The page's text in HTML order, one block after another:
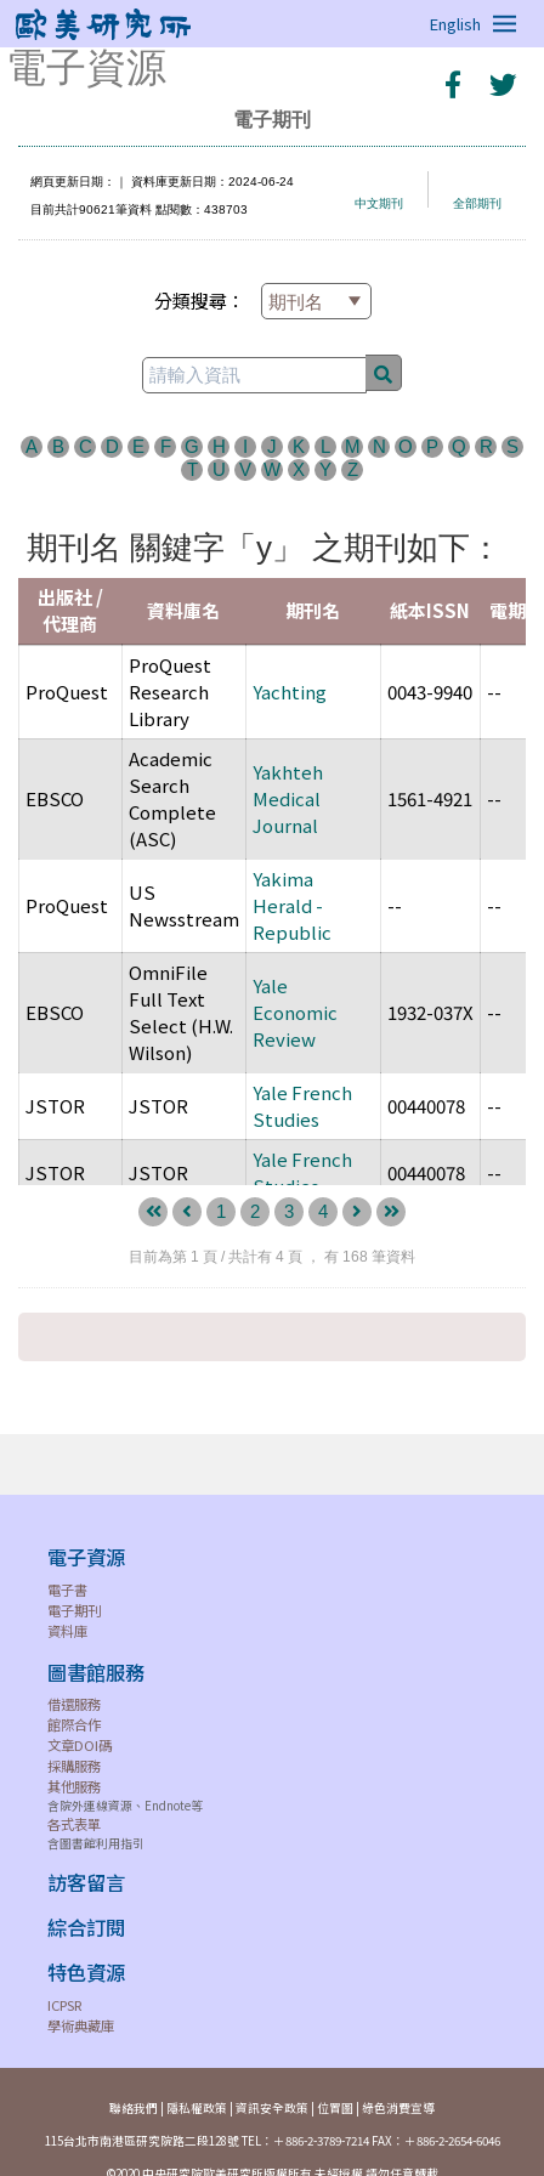
English
電子資源
電子期刊
中文期刊 全部期刊
網頁更新日期： ｜ 資料庫更新日期：2024-06-24
目前共計90621筆資料 點閱數：438703
分類搜尋：
A B C D E F G H I J K L M N O P Q R
S
T
U V W X Y Z
期刊名 關鍵字「y」 之期刊如下：
出版社 /
代理商
資料庫名 期刊名 紙本ISSN 電期
ProQuest
ProQuest
Research
Library
Yachting 0043-9940 --
EBSCO
Academic
Search
Complete
(ASC)
Yakhteh
Medical
Journal
1561-4921 --
ProQuest
US
Newsstream
Yakima
Herald -
Republic
-- --
EBSCO
OmniFile
Full Text
Select (H.W.
Wilson)
Yale
Economic
Review
1932-037X --
JSTOR JSTOR
Yale French
Studies
00440078 --
JSTOR JSTOR
Yale French
Studies
00440078 --
Hein Online
Yale Human
Rights &
1548-2596
ProQuest
Research
0893-5378 1080-
ProQuest
Hopkins
University
Press
Muse
Hein Hein Online
Thomson
International
Yale Journal
1 2 3 4
目前為第 1 頁 / 共計有 4 頁 ， 有 168 筆資料
電子資源
電子書
電子期刊
資料庫
圖書館服務
借還服務
館際合作
文章DOI碼
採購服務
其他服務
含院外連線資源、Endnote等
各式表單
含圖書館利用指引
訪客留言
綜合訂閱
特色資源
ICPSR
學術典藏庫
聯絡我們 | 隱私權政策 | 資訊安全政策 | 位置圖 | 綠色消費宣導
115台北市南港區研究院路二段128號 TEL：＋886-2-3789-7214 FAX：＋886-2-2654-6046